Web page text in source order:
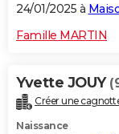
24/01/2025 à
Famille MARTIN
Yvette JOUY
Créer une
Naissance